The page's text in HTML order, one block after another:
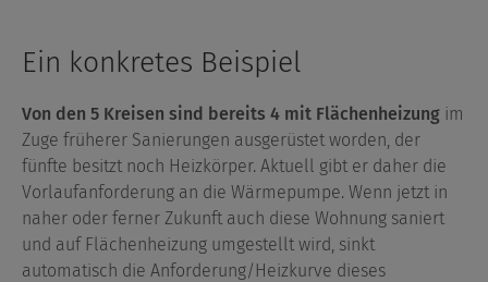
Ein konkretes Beispiel
Von den 5 Kreisen sind bereits 4 mit Flächenheizung im
Zuge früherer Sanierungen ausgerüstet worden, der
fünfte besitzt noch Heizkörper. Aktuell gibt er daher die
Vorlaufanforderung an die Wärmepumpe. Wenn jetzt in
naher oder ferner Zukunft auch diese Wohnung saniert
und auf Flächenheizung umgestellt wird, sinkt
automatisch die Anforderung/Heizkurve dieses